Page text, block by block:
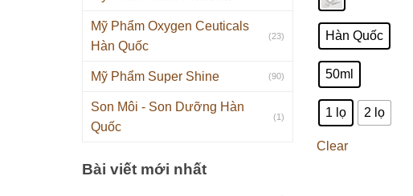
Mỹ Phẩm Oxygen Ceuticals
Hàn Quốc
(23)
Mỹ Phẩm Super Shine (90)
Son Môi - Son Dưỡng Hàn
Quốc
(1)
Bài viết mới nhất
Hàn Quốc
50ml
1 lọ 2 lọ
Clear